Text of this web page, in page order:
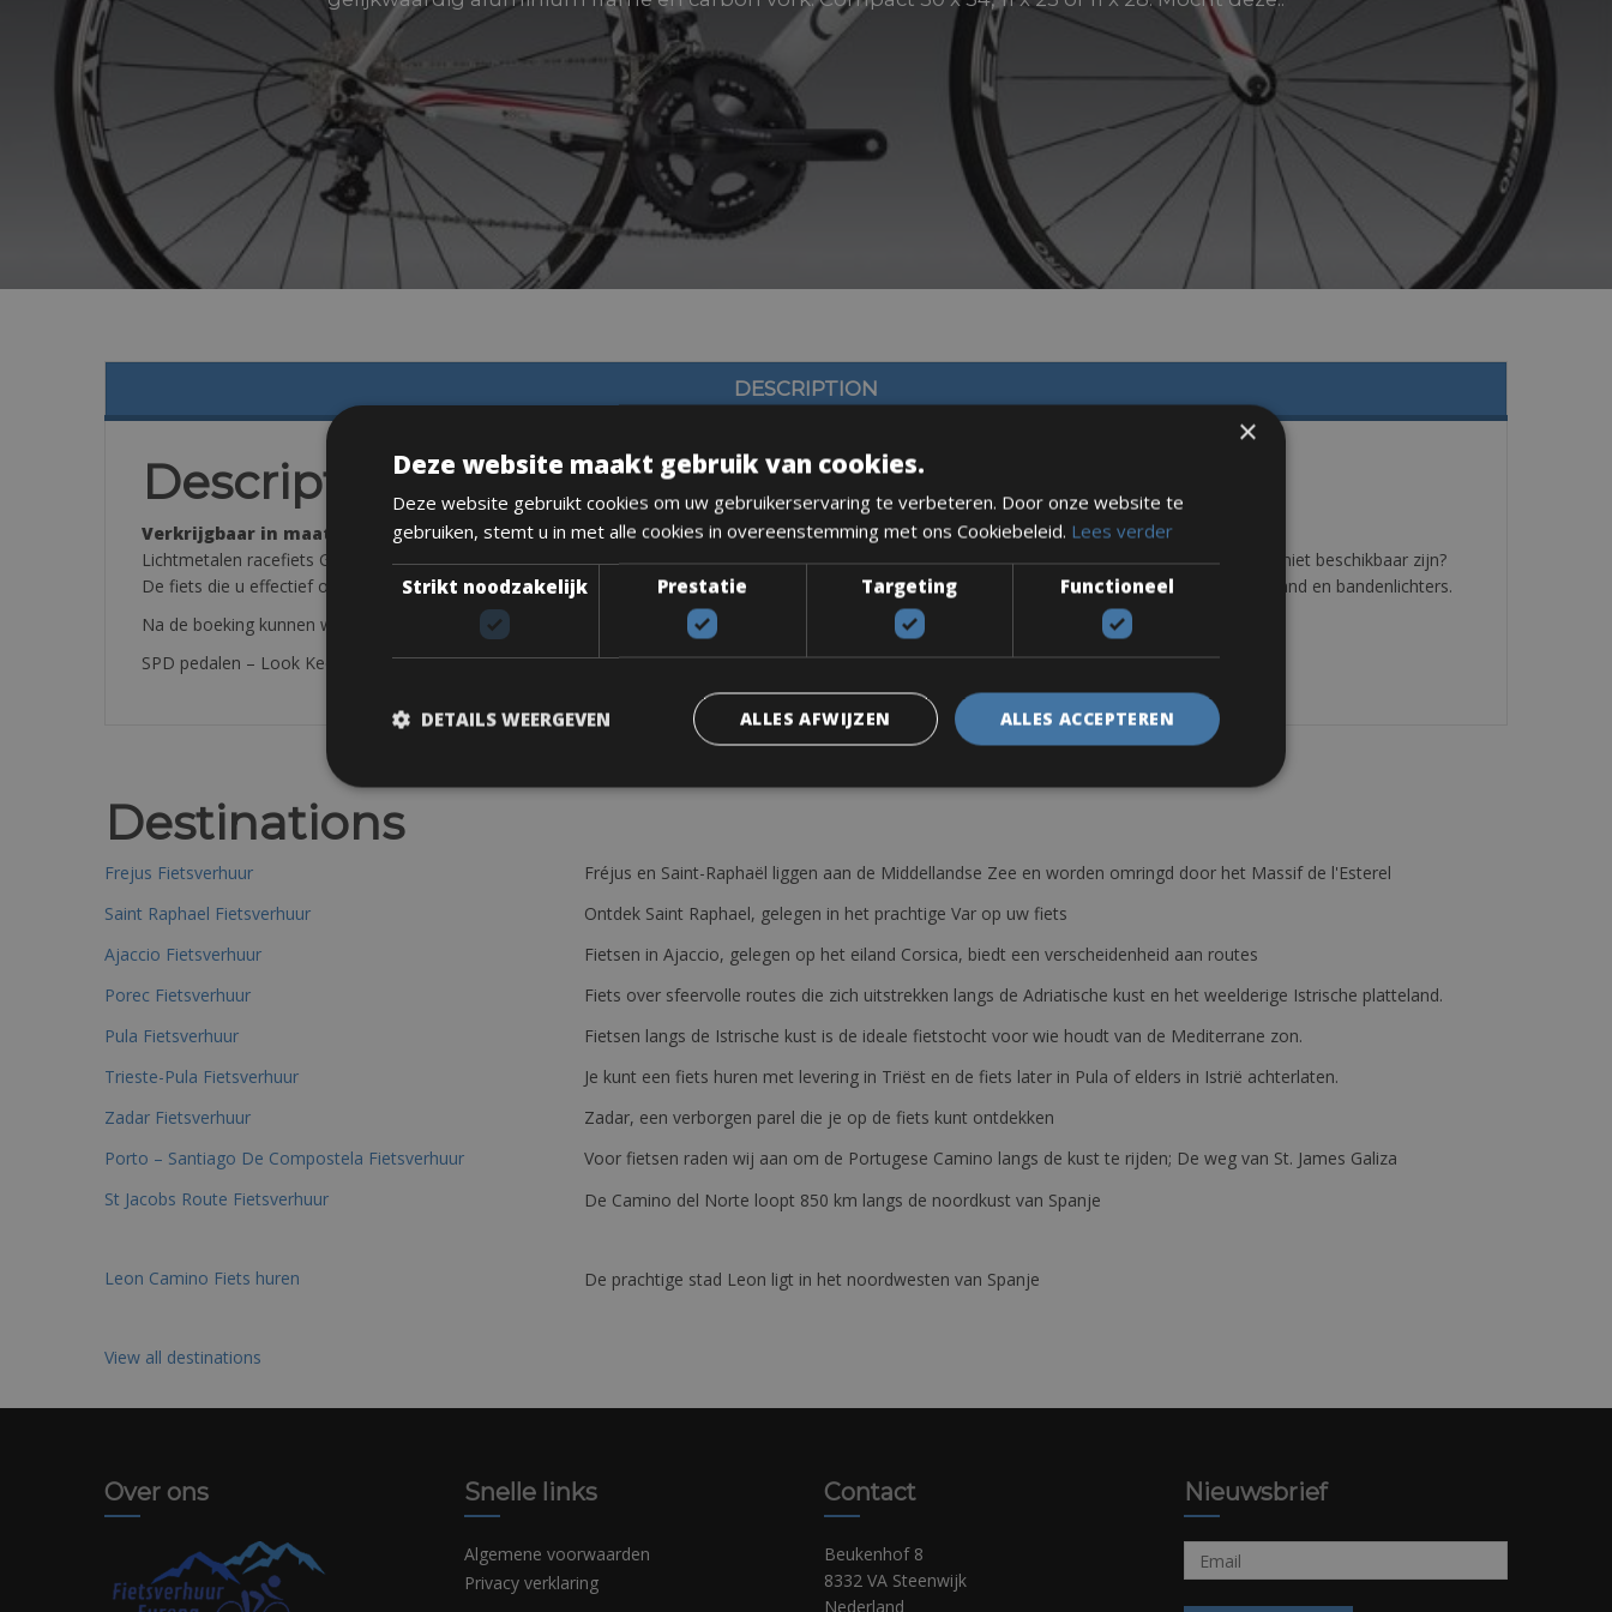
DESCRIPTION
Description
Verkrijgbaar in maat: 46.50.52.54.56.58, & 60
Lichtmetalen racefiets Ghost, Bergamont of gelijkwaardig aluminium frame en carbon vork. Compact 50 x 34, 11 x 25 of 11 x 28. Mocht deze fiets niet beschikbaar zijn?
De fiets die u effectief ontvangt, komt overeen met het model op de foto. De fiets is uitgerust met: een pomp, 2 bidonhouders, zadeltas, reserveband en bandenlichters.
Na de boeking kunnen wij de volgende zaken voor u toevoegen.
SPD pedalen – Look Keo € 2 eerste dag; € 1 elke volgende dag
Destinations
Frejus Fietsverhuur
Fréjus en Saint-Raphaël liggen aan de Middellandse Zee en worden omringd door het Massif de l'Esterel
Saint Raphael Fietsverhuur
Ontdek Saint Raphael, gelegen in het prachtige Var op uw fiets
Ajaccio Fietsverhuur
Fietsen in Ajaccio, gelegen op het eiland Corsica, biedt een verscheidenheid aan routes
Porec Fietsverhuur
Fiets over sfeervolle routes die zich uitstrekken langs de Adriatische kust en het weelderige Istrische platteland.
Pula Fietsverhuur
Fietsen langs de Istrische kust is de ideale fietstocht voor wie houdt van de Mediterrane zon.
Trieste-Pula Fietsverhuur
Je kunt een fiets huren met levering in Triëst en de fiets later in Pula of elders in Istrië achterlaten.
Zadar Fietsverhuur
Zadar, een verborgen parel die je op de fiets kunt ontdekken
Porto – Santiago De Compostela Fietsverhuur
Voor fietsen raden wij aan om de Portugese Camino langs de kust te rijden; De weg van St. James Galiza
St Jacobs Route Fietsverhuur
De Camino del Norte loopt 850 km langs de noordkust van Spanje
Leon Camino Fiets huren De prachtige stad Leon ligt in het noordwesten van Spanje
View all destinations
Over ons Snelle links
Algemene voorwaarden
Privacy verklaring
Contact
Beukenhof 8
8332 VA Steenwijk
Nederland
Nieuwsbrief
×
Deze website maakt gebruik van cookies.
Deze website gebruikt cookies om uw gebruikerservaring te verbeteren. Door onze website te
gebruiken, stemt u in met alle cookies in overeenstemming met ons Cookiebeleid. Lees verder
Strikt noodzakelijk Prestatie Targeting Functioneel
ALLES ACCEPTEREN
ALLES AFWIJZEN
DETAILS WEERGEVEN